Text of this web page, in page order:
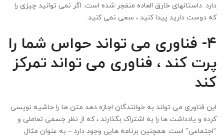
دارد. داستانهای خارق العاده منفجر شده است. اگر نمی توانید چیزی را
که دوست دارید پیدا کنید ، سعی نمی کنید.
۴- فناوری می تواند حواس شما را
پرت کند ، فناوری می تواند تمرکز
کند
این فناوری می تواند به خوانندگان اجازه دهد متن ها را حاشیه نویسی
کرده و یادداشت ها را به اشتراک بگذارند ، که از نظر جسمی تعاملی و
“اجتماعی” است. همچنین برنامه هایی وجود دارد – به عنوان مثال